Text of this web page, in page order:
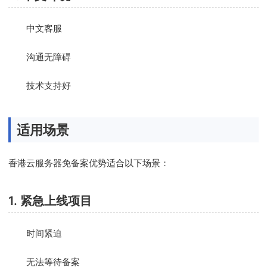
中文客服
沟通无障碍
技术支持好
适用场景
香港云服务器免备案优势适合以下场景：
1. 紧急上线项目
时间紧迫
无法等待备案